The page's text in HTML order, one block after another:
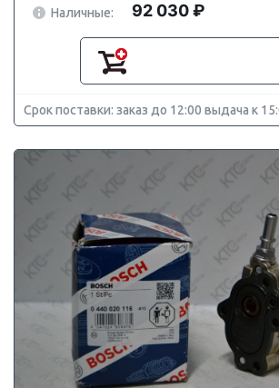
Наличные:
92 030 ₽
Срок поставки: заказ до 12:00 выдача к